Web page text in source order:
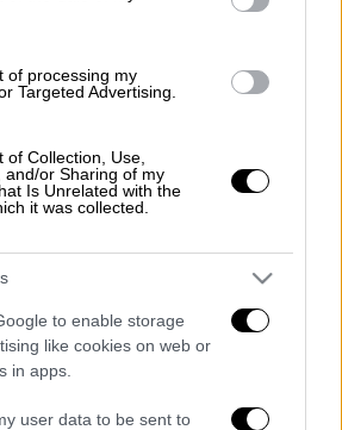
of processing my
Targeted Advertising.
of Collection, Use,
and/or Sharing of my
Is Unrelated with the
it was collected.
to enable storage
like cookies on web or
in apps.
user data to be sent to
Instituteέδωσε στη
το οποίο έχει
όλο τον κόσμο.
τοAssociated Press
καλαμάρι αυτού του
εκατοστά, ενώ μπορεί να
μέτρα. Η καταγραφή έγινε σε
στον νότιο Ατλαντικό
μήνα, κοντά στα